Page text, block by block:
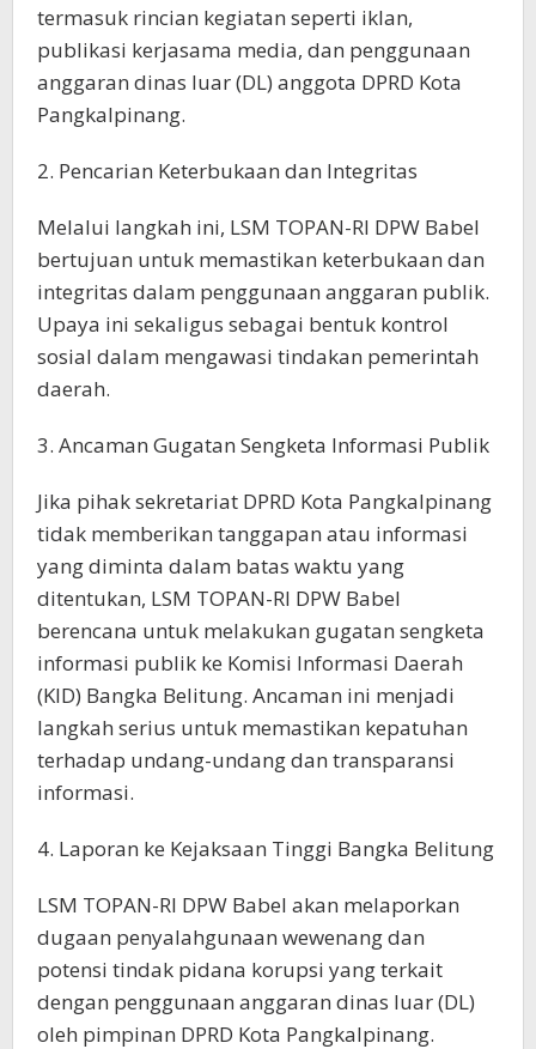
termasuk rincian kegiatan seperti iklan,
publikasi kerjasama media, dan penggunaan
anggaran dinas luar (DL) anggota DPRD Kota
Pangkalpinang.
2. Pencarian Keterbukaan dan Integritas
Melalui langkah ini, LSM TOPAN-RI DPW Babel
bertujuan untuk memastikan keterbukaan dan
integritas dalam penggunaan anggaran publik.
Upaya ini sekaligus sebagai bentuk kontrol
sosial dalam mengawasi tindakan pemerintah
daerah.
3. Ancaman Gugatan Sengketa Informasi Publik
Jika pihak sekretariat DPRD Kota Pangkalpinang
tidak memberikan tanggapan atau informasi
yang diminta dalam batas waktu yang
ditentukan, LSM TOPAN-RI DPW Babel
berencana untuk melakukan gugatan sengketa
informasi publik ke Komisi Informasi Daerah
(KID) Bangka Belitung. Ancaman ini menjadi
langkah serius untuk memastikan kepatuhan
terhadap undang-undang dan transparansi
informasi.
4. Laporan ke Kejaksaan Tinggi Bangka Belitung
LSM TOPAN-RI DPW Babel akan melaporkan
dugaan penyalahgunaan wewenang dan
potensi tindak pidana korupsi yang terkait
dengan penggunaan anggaran dinas luar (DL)
oleh pimpinan DPRD Kota Pangkalpinang.